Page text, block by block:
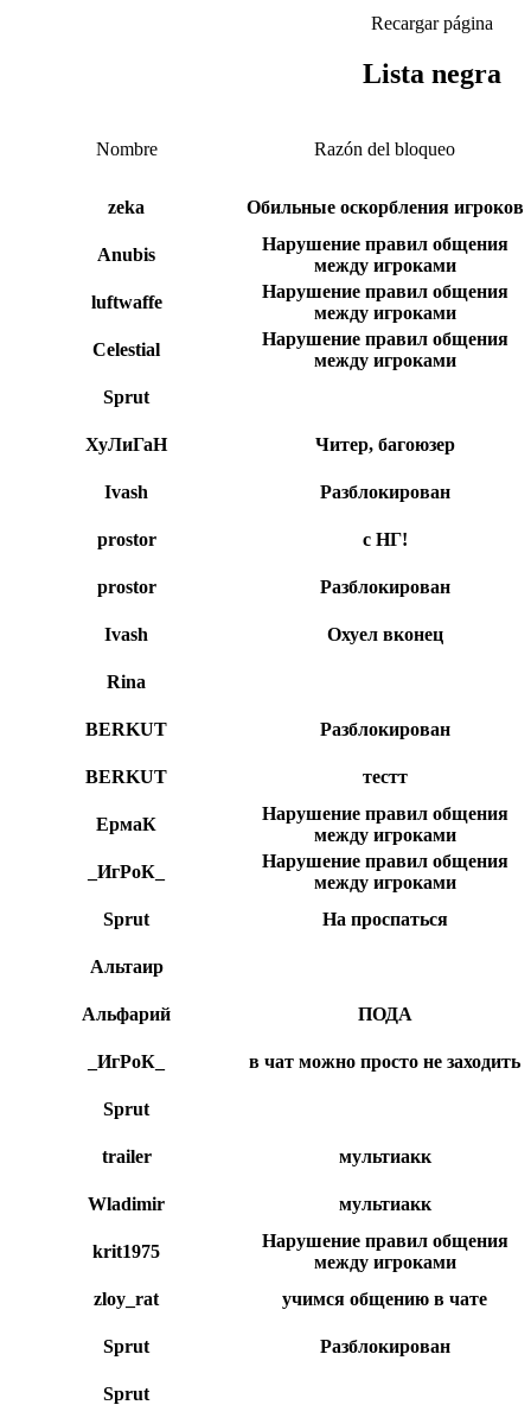
Recargar página
Lista negra
Nombre Razón del bloqueo
zeka Обильные оскорбления игроков
Anubis
Нарушение правил общения
между игроками
luftwaffe
Нарушение правил общения
между игроками
Celestial
Нарушение правил общения
между игроками
Sprut
ХуЛиГаН Читер, багоюзер
Ivash Разблокирован
prostor с НГ!
prostor Разблокирован
Ivash Охуел вконец
Rina
BERKUT Разблокирован
BERKUT тестт
ЕрмаК
Нарушение правил общения
между игроками
_ИгРоК_
Нарушение правил общения
между игроками
Sprut
На проспаться
Альтаир
Альфарий ПОДА
_ИгРоК_ в чат можно просто не заходить
Sprut
trailer мультиакк
Wlаdimir мультиакк
krit1975
Нарушение правил общения
между игроками
zloy_rat
учимся общению в чате
Sprut Разблокирован
Sprut